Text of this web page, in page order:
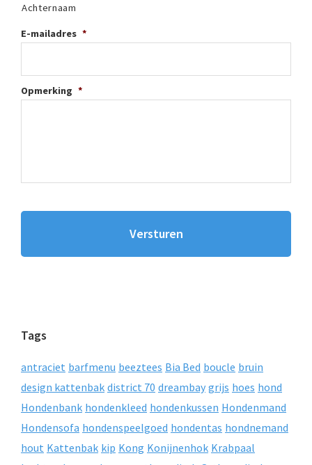
Achternaam
E-mailadres *
Opmerking *
Tags
antraciet barfmenu beeztees Bia Bed boucle bruin
design kattenbak district 70 dreambay grijs hoes hond
Hondenbank hondenkleed hondenkussen Hondenmand
Hondensofa hondenspeelgoed hondentas hondnemand
hout Kattenbak kip Kong Konijnenhok Krabpaal